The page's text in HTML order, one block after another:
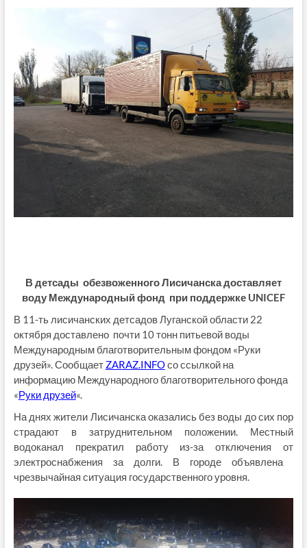
В детсады обезвоженного Лисичанска доставляет
воду Международный фонд при поддержке UNICEF
В 11-ть лисичанских детсадов Луганской области 22
октября доставлено почти 10 тонн питьевой воды
Международным благотворительным фондом «Руки
друзей». Сообщает ZARAZ.INFOсо ссылкой на
информацию Международного благотворительного фонда
«Руки друзей«.
На днях жители Лисичанска оказались без воды до сих пор
страдают в затруднительном положении. Местный
водоканал прекратил работу из-за отключения от
электроснабжения за долги. В городе объявлена ​​
чрезвычайная ситуация государственного уровня.